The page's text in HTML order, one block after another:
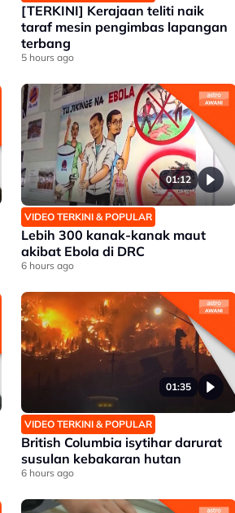
[TERKINI] Kerajaan teliti naik
taraf mesin pengimbas lapangan
terbang
5 hours ago
01:12
VIDEO TERKINI & POPULAR
Lebih 300 kanak-kanak maut
akibat Ebola di DRC
6 hours ago
01:35
VIDEO TERKINI & POPULAR
British Columbia isytihar darurat
susulan kebakaran hutan
6 hours ago